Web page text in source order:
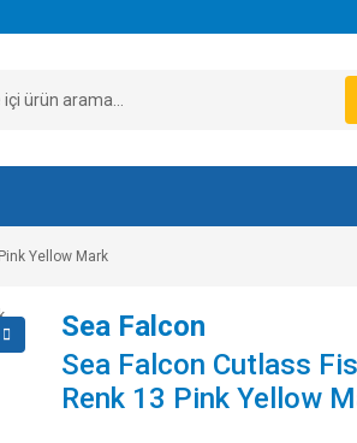
Yellow Mark
Sea Falcon
Sea Falcon Cutlass
Renk 13 Pink Yellow